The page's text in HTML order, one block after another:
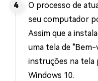
O processo de
seu computador
Assim que a
uma tela de "Bem-
instruções na tela
Windows 10.